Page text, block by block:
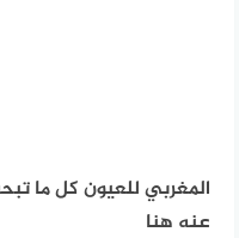
المغربي للعيون كل ما
عنه هنا